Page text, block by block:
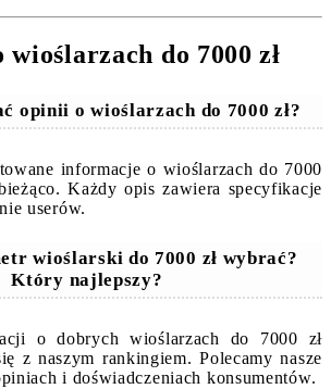
wioślarzach do 7000 zł
opinii o wioślarzach do 7000 zł?
informacje o wioślarzach do 7000
Każdy opis zawiera specyfikacje
userów.
wioślarski do 7000 zł wybrać?
Który najlepszy?
o dobrych wioślarzach do 7000 zł
z naszym rankingiem. Polecamy nasze
i doświadczeniach konsumentów.